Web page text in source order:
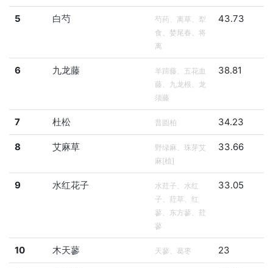
5 白芍
芍药、离草、犁
食、婪尾春、将
离
43.73
6 九龙藤
羊蹄藤、五花血
藤、九龙根、龙
须藤
38.81
7 杜松 普圆柏 34.23
8 艾麻草
野绿麻、珠芽艾
麻[植]
33.66
9 水红花子
水荭子、水红
子、荭草、红
蓼、东方蓼、荭
蓼
33.05
10 木天蓼 天蓼、葛枣 23